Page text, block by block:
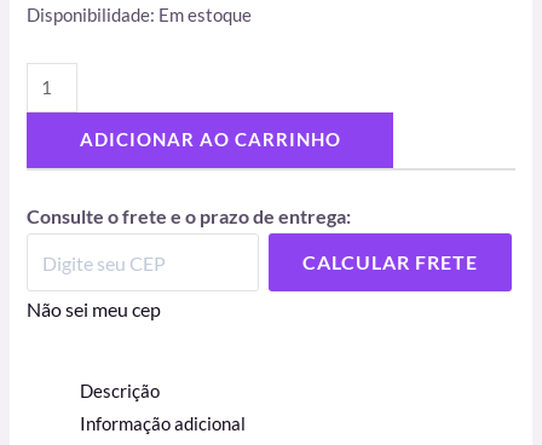
Disponibilidade: Em estoque
ADICIONAR AO CARRINHO
Consulte o frete e o prazo de entrega:
CALCULAR FRETE
Não sei meu cep
Descrição
Informação adicional